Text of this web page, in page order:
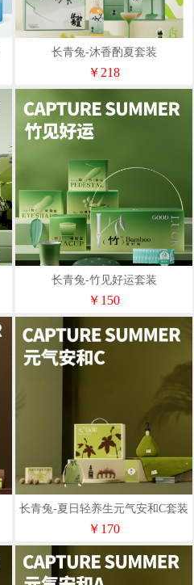
长青兔-沐香酌夏套装
￥218
长青兔-竹见好运套装
￥150
长青兔-夏日轻养生元气安和C套装
￥170